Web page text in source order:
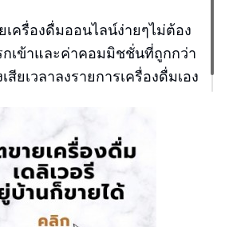
เครื่องดื่มออนไลน์ง่ายๆไม่ต้อง
เข้าและค่าคอมมิชชั่นที่ถูกกว่า
สียเวลาลงรายการเครื่องดื่มเอง